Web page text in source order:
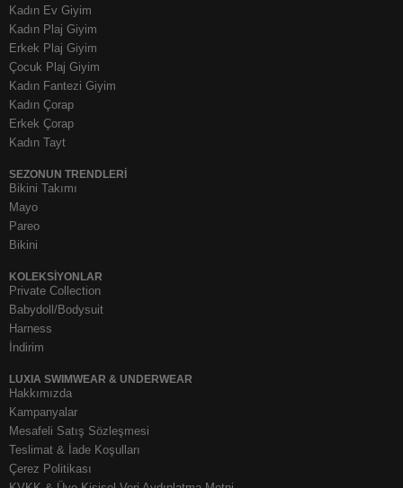
Kadın Ev Giyim
Kadın Plaj Giyim
Erkek Plaj Giyim
Çocuk Plaj Giyim
Kadın Fantezi Giyim
Kadın Çorap
Erkek Çorap
Kadın Tayt
SEZONUN TRENDLERI
Bikini Takımı
Mayo
Pareo
Bikini
KOLEKSIYONLAR
Private Collection
Babydoll/Bodysuit
Harness
İndirim
LUXIA SWIMWEAR & UNDERWEAR
Hakkımızda
Kampanyalar
Mesafeli Satış Sözleşmesi
Teslimat & İade Koşulları
Çerez Politikası